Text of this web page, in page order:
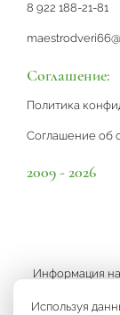
Используя
8 922 188-21-81
Соглашение:
Политика
Соглашение об
2009 - 2026
Информация
рекламой, а